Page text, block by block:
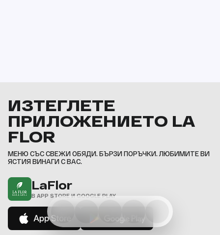
ИЗТЕГЛЕТЕ
ПРИЛОЖЕНИЕТО LA
FLOR
МЕНЮ СЪС СВЕЖИ ОБЯДИ. БЪРЗИ ПОРЪЧКИ. ЛЮБИМИТЕ ВИ
ЯСТИЯ ВИНАГИ С ВАС.
LaFlor
В APP STORE И GOOGLE PLAY